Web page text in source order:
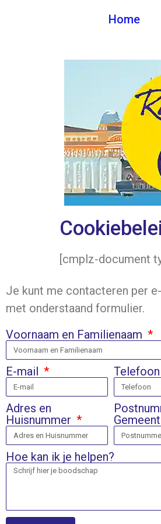
Home
[cmplz-document
Je kunt me contacteren per
met onderstaand formulier.
Voornaam en Familienaam
E-mail Telefoon
Adres en
Huisnummer
Hoe kan ik je helpen?